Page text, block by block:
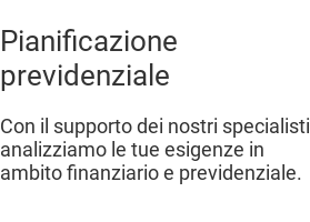
Pianificazione
previdenziale
Con il supporto dei nostri specialisti
analizziamo le tue esigenze in
ambito finanziario e previdenziale.